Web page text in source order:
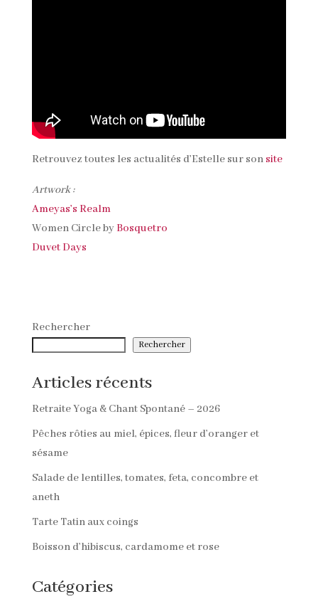
Retrouvez toutes les actualités d’Estelle sur son site
Artwork :
Ameyas’s Realm
Women Circle byBosquetro
Duvet Days
Rechercher
Rechercher
Articles récents
Retraite Yoga & Chant Spontané – 2026
Pêches rôties au miel, épices, fleur d’oranger et
sésame
Salade de lentilles, tomates, feta, concombre et
aneth
Tarte Tatin aux coings
Boisson d’hibiscus, cardamome et rose
Catégories